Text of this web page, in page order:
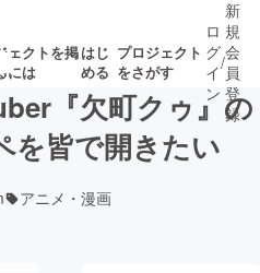
ェクトを掲
には
はじ
める
プロジェクト
をさがす
ロジェクト
ロ
グ
イ
ン
/
新
規
会
員
登
録
『欠町クゥ』の
を皆で開きたい
アニメ・漫画